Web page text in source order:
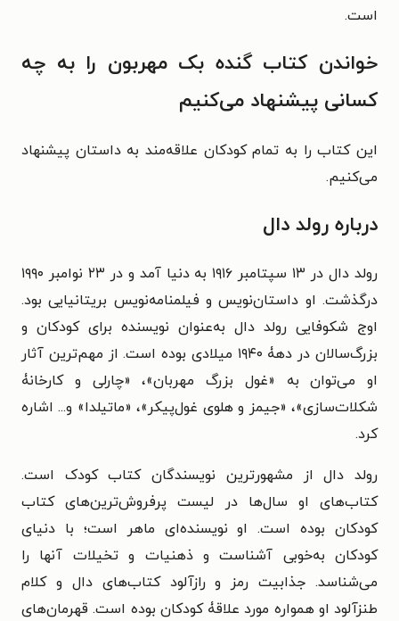
است.
خواندن کتاب گنده بک مهربون را به چه
کسانی پیشنهاد می‌کنیم
این کتاب را به تمام کودکان علاقه‌مند به داستان پیشنهاد
می‌کنیم.
درباره رولد دال
رولد دال در ۱۳ سپتامبر ۱۹۱۶ به دنیا آمد و در ۲۳ نوامبر ۱۹۹۰
درگذشت. او داستان‌نویس و فیلمنامه‌نویس بریتانیایی بود.
اوج شکوفایی رولد دال به‌عنوان نویسنده برای کودکان و
بزرگ‌سالان در دهۀ ۱۹۴۰ میلادی بوده است. از مهم‌ترین آثار
او می‌توان به «غول بزرگ مهربان»، «چارلی و کارخانۀ
شکلات‌سازی»، «جیمز و هلوی غول‌پیکر»، «ماتیلدا» و... اشاره
کرد.
رولد دال از مشهورترین نویسندگان کتاب کودک است.
کتاب‌های او سال‌ها در لیست پرفروش‌ترین‌های کتاب
کودکان بوده است. او نویسنده‌ای ماهر است؛ با دنیای
کودکان به‌خوبی آشناست و ذهنیات و تخیلات آنها را
می‌شناسد. جذابیت رمز و رازآلود کتاب‌های دال و کلام
طنزآلود او همواره مورد علاقۀ کودکان بوده است. قهرمان‌های